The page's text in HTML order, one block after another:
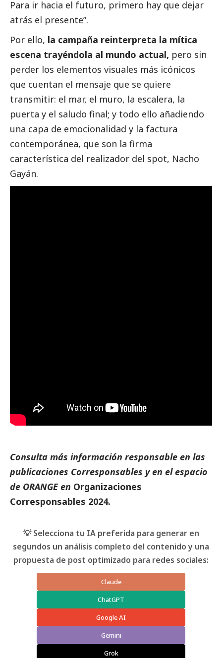
Para ir hacia el futuro, primero hay que dejar
atrás el presente”.
Por ello, la campaña reinterpreta la mítica
escena trayéndola al mundo actual, pero sin
perder los elementos visuales más icónicos
que cuentan el mensaje que se quiere
transmitir: el mar, el muro, la escalera, la
puerta y el saludo final; y todo ello añadiendo
una capa de emocionalidad y la factura
contemporánea, que son la firma
característica del realizador del spot, Nacho
Gayán.
Consulta más información responsable en las
publicaciones Corresponsables y en el espacio
de ORANGE en Organizaciones
Corresponsables 2024.
💡 Selecciona tu IA preferida para generar en
segundos un análisis completo del contenido y una
propuesta de post optimizado para redes sociales:
Claude
ChatGPT
Google AI
Gemini
Grok